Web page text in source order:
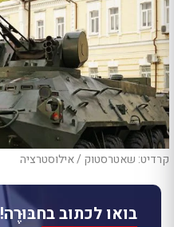
קרדיט: שאטרסטוק / אילוסטרציה
בואו לכתוב בחבּוּרֶה!